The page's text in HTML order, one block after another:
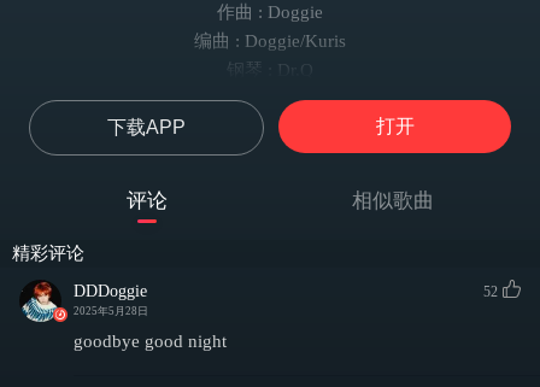
作曲 : Doggie
编曲 : Doggie/Kuris
钢琴 : Dr.Q
弦乐编写 : 彭建钧JUN
弦乐录制 : 国际首席爱乐乐团
乐器录音棚 : 九紫天诚录音棚
和声编写 : Doggie/卫彬月/老冯
下载APP 打开
评论 相似歌曲
精彩评论
DDDoggie
2025年5月28日
52
goodbye good night